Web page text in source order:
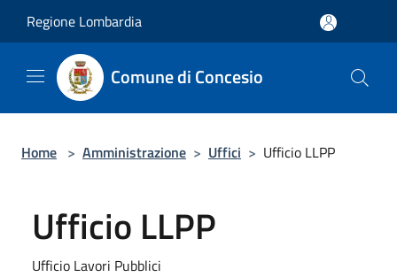
Regione Lombardia
Comune di Concesio
Home > Amministrazione > Uffici > Ufficio LLPP
Ufficio LLPP
Ufficio Lavori Pubblici